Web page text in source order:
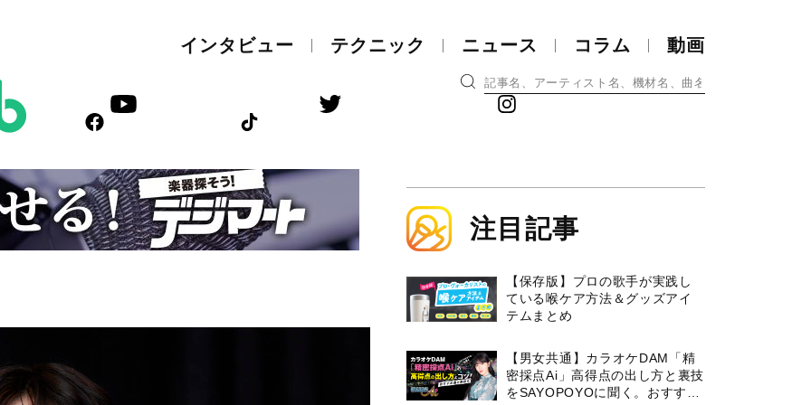
インタビュー テクニック ニュース コラム 動画
注目記事
【保存版】プロの歌手が実践し
ている喉ケア⽅法＆グッズアイ
テムまとめ
【男女共通】カラオケDAM「精
密採点Ai」高得点の出し方と裏技
をSAYOPOYOに聞く。おすすめ